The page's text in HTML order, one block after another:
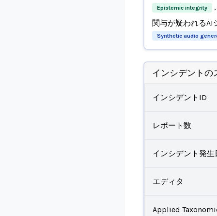
Epistemic integrity ,
関与が疑われるAI
Synthetic audio
インシデントの
インシデントID
レポート数
インシデント発生
エディタ
Applied